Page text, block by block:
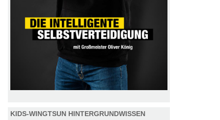
KIDS-WINGTSUN HINTERGRUNDWISSEN